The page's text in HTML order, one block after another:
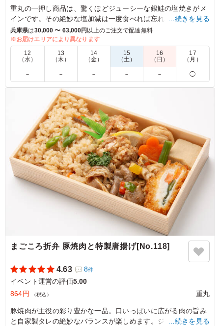
重丸の一押し商品は、驚くほどジューシーな銀鮭の塩焼きがメ
インです。その絶妙な塩加減は一度食べれば忘れられません。
そこに加わる和牛のしぐれ煮のボリューム感と、玉子焼きのや
わらかさが絶妙なハーモニーを奏でます。野菜炒めも見逃せま
せんよ。
※国産特A米を使用しています。
年配の人間が多かったので、人気でした。コスパ最高だと
思いました。鮭も大きく、副菜も思ったより量があり、満
足いく感じでした。みんな大満足で、次回もぜひ、注文し
たいです。
ご利用シーン：イベント運営›イベントスタッフ
大阪府豊中市長興寺南2026/03/02
…続きを見る
兵庫県は30,000 〜 63,000円 以上のご注文で配達無料
※お届けエリアにより異なります
12
（水）
13
（木）
14
（金）
15
（土）
16
（日）
17
（月）
－ － － － － ◯
まごころ折弁 豚焼肉と特製唐揚げ[No.118]
4.63 8件
イベント運営の評価5.00
864円
（税込） 重丸
豚焼肉が主役の彩り豊かな一品。口いっぱいに広がる肉の旨み
と自家製タレの絶妙なバランスが楽しめます。ジューシーなか
…続きを見る